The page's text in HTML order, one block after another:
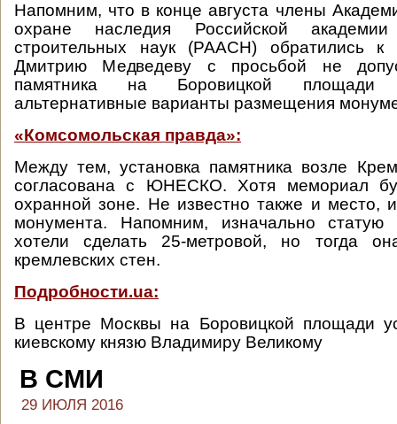
Напомним, что в конце августа члены
охране наследия Российской
строительных наук (РААСН) обратились к
Дмитрию Медведеву с просьбой не
памятника на Боровицкой площади
альтернативные варианты размещения
«Комсомольская правда»:
Между тем, установка памятника возле
согласована с ЮНЕСКО. Хотя мемориал
охранной зоне. Не известно также и место,
монумента. Напомним, изначально статую
хотели сделать 25-метровой, но тогда
кремлевских стен.
Подробности.ua:
В центре Москвы на Боровицкой площади
киевскому князю Владимиру Великому
В СМИ
29 ИЮЛЯ 2016